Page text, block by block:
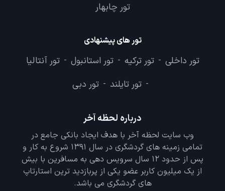
تور چابهار
تور های پیشنهادی
تور داخلی - تور ترکیه - تور استانبول - تور آنتالیا
- تور تایلند - تور دبی
درباره لحظه آخر
وب سایت لحظه آخر با هدف ایجاد بانکی جامع در
تمامی زمینه های گردشگری در سال 1391 شروع به کار و
پس از حدود 12 سال سرویس دهی به مسافرین با بیش
از یک میلیون کاربر عضو یکی از پربازدید ترین استارتاپ
های گردشگری می باشد.